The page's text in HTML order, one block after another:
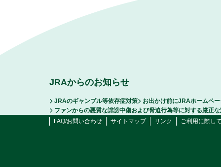
JRAからのお知らせ
JRAのギャンブル等依存症対策
お出かけ前にJRAホームペ
ファンからの悪質な誹謗中傷および脅迫行為等に対する厳正
FAQ/お問い合わせ
サイトマップ リンク ご利用に際し